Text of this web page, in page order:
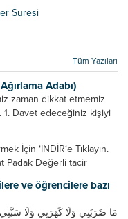
Suresi
Tüm Yazıları
Adabı)
zaman dikkat etmemiz
1. Davet edeceğiniz kişiyi
gün içinde davet edin....
İçin ‘İNDİR‘e Tıklayın.
Padak Değerli tacir
efendimiz de ticaret
ve öğrencilere bazı
مَا ضَرَبَنِي وَلَا كَهَرَنِي وَلَا